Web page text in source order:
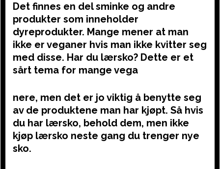
Det finnes en del sminke og andre
produkter som inneholder
dyreprodukter. Mange mener at man
ikke er veganer hvis man ikke kvitter seg
med disse. Har du lærsko? Dette er et
sårt tema for mange vega
nere, men det er jo viktig å benytte seg
av de produktene man har kjøpt. Så hvis
du har lærsko, behold dem, men ikke
kjøp lærsko neste gang du trenger nye
sko.